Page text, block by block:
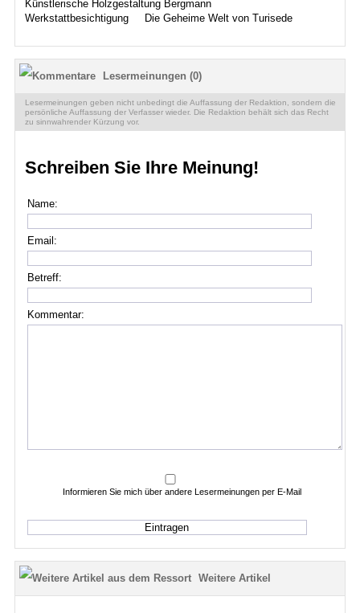
Künstlerische Holzgestaltung Bergmann
Werkstattbesichtigung
Die Geheime Welt von Turisede
Lesermeinungen (0)
Lesermeinungen geben nicht unbedingt die Auffassung der Redaktion, sondern die
persönliche Auffassung der Verfasser wieder. Die Redaktion behält sich das Recht
zu sinnwahrender Kürzung vor.
Schreiben Sie Ihre Meinung!
Name:
Email:
Betreff:
Kommentar:
Informieren Sie mich über andere Lesermeinungen per E-Mail
Weitere Artikel